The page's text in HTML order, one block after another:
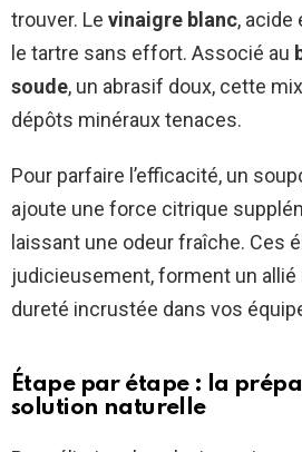
trouver. Le vinaigre blanc, acide
le tartre sans effort. Associé au
soude, un abrasif doux, cette
dépôts minéraux tenaces.
Pour parfaire l’efficacité, un
ajoute une force citrique
laissant une odeur fraîche. Ces
judicieusement, forment un
dureté incrustée dans vos
Étape par étape : la
solution naturelle